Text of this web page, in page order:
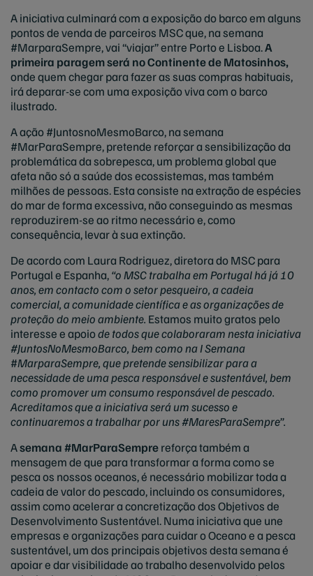
A iniciativa culminará com a exposição do barco em alguns
pontos de venda de parceiros MSC que, na semana
#MarparaSempre, vai “viajar” entre Porto e Lisboa.A
primeira paragem será no Continente de Matosinhos,
onde quem chegar para fazer as suas compras habituais,
irá deparar-se com uma exposição viva com o barco
ilustrado.
A ação #JuntosnoMesmoBarco, na semana
#MarParaSempre, pretende reforçar a sensibilização da
problemática da sobrepesca, um problema global que
afeta não só a saúde dos ecossistemas, mas também
milhões de pessoas. Esta consiste na extração de espécies
do mar de forma excessiva, não conseguindo as mesmas
reproduzirem-se ao ritmo necessário e, como
consequência, levar à sua extinção.
De acordo com Laura Rodriguez, diretora do MSC para
Portugal e Espanha,“o MSC trabalha em Portugal há já 10
anos, em contacto com o setor pesqueiro, a cadeia
comercial, a comunidade científica e as organizações de
proteção do meio ambiente. Estamos muito gratos pelo
interesse e apoiode todos que colaboraram nesta iniciativa
#JuntosNoMesmoBarco, bem como na I Semana
#MarparaSempre, que pretende sensibilizar para a
necessidade de uma pesca responsável e sustentável, bem
como promover um consumo responsável de pescado.
Acreditamos que a iniciativa será um sucesso e
continuaremos a trabalhar por uns #MaresParaSempre”.
Asemana #MarParaSemprereforça também a
mensagem de que para transformar a forma como se
pesca os nossos oceanos, é necessário mobilizar toda a
cadeia de valor do pescado, incluindo os consumidores,
assim como acelerar a concretização dos Objetivos de
Desenvolvimento Sustentável. Numa iniciativa que une
empresas e organizações para cuidar o Oceano e a pesca
sustentável, um dos principais objetivos desta semana é
apoiar e dar visibilidade ao trabalho desenvolvido pelos